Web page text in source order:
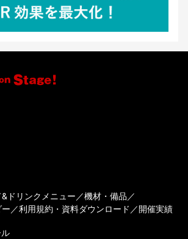
ドリンクメニュー
機材・備品
利用規約・資料ダウンロード 開催実績